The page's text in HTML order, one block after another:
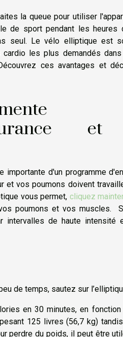
la queue pour utiliser
de sport pendant les heures
seul. Le vélo elliptique est
cardio les plus demandés
ces avantages et
et
importante d'un programme
et vos poumons doivent
vous permet, cliquez
poumons et vos muscles.
intervalles de haute intensité
de temps, sautez sur
en 30 minutes, en
125 livres (56,7 kg)
perdre du poids, il peut être